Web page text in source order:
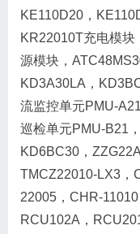
KE110D20，
KR22010T充电模
源模块，
KD3A30LA，
流监控单元PMU-
巡检单元PMU-B21
KD6BC30，
TMCZ22010-LX3，
22005，CHR-
RCU102A，